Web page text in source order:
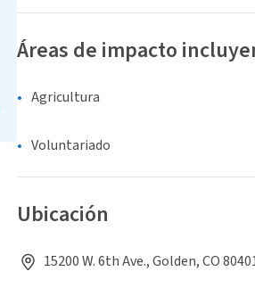
Áreas de impacto
Agricultura
Voluntariado
Ubicación
15200 W. 6th Ave., Golden, CO